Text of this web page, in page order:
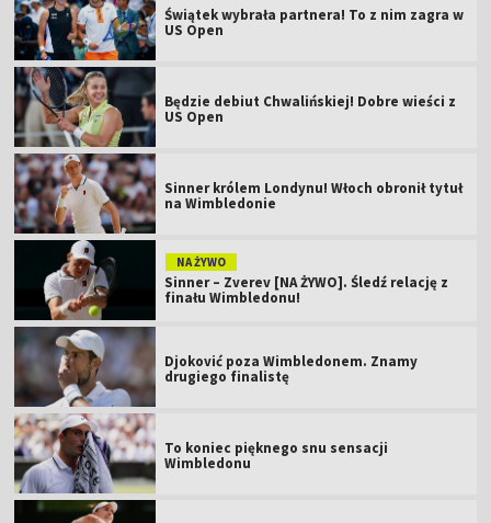
Świątek wybrała partnera! To z nim zagra w
US Open
Będzie debiut Chwalińskiej! Dobre wieści z
US Open
Sinner królem Londynu! Włoch obronił tytuł
na Wimbledonie
NA ŻYWO
Sinner – Zverev [NA ŻYWO]. Śledź relację z
finału Wimbledonu!
Djoković poza Wimbledonem. Znamy
drugiego finalistę
To koniec pięknego snu sensacji
Wimbledonu